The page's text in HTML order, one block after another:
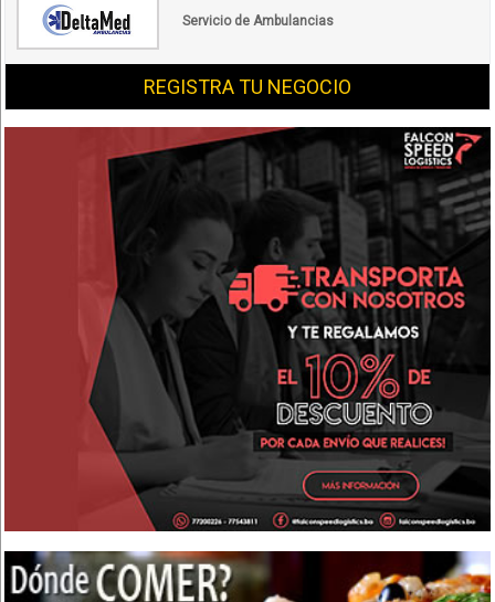
Servicio de Ambulancias
REGISTRA TU NEGOCIO